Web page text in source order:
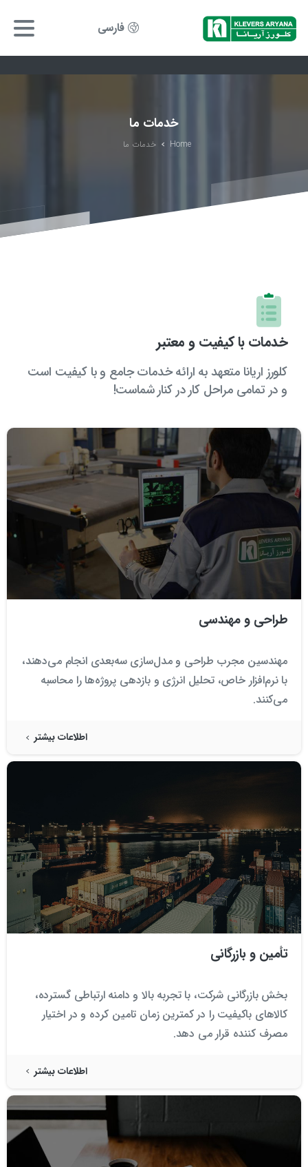
فارسی
خدمات ما
Home خدمات ما
خدمات با کیفیت و معتبر
کلورز اریانا متعهد به ارائه خدمات جامع و با کیفیت است
و در تمامی مراحل کار در کنار شماست!
طراحی و مهندسی
مهندسین مجرب طراحی و مدل‌سازی سه‌بعدی انجام می‌دهند،
با نرم‌افزار خاص، تحلیل انرژی و بازدهی پروژه‌ها را محاسبه
می‌کنند.
اطلاعات بیشتر
تأمین و بازرگانی
بخش بازرگانی شرکت، با تجربه بالا و دامنه ارتباطی گسترده،
کالاهای باکیفیت را در کمترین زمان تامین کرده و در اختیار
مصرف کننده قرار می دهد.
اطلاعات بیشتر